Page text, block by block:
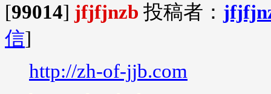
[99014] jfjfjnzb 投稿者：
信]
http://zh-of-jjb.com